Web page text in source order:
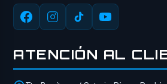
ATENCIÓN AL